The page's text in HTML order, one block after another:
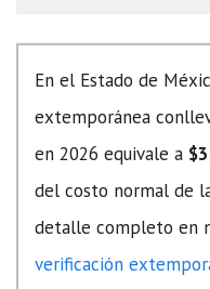
En el Estado de
extemporánea
en 2026 equivale a
del costo normal de
detalle completo en
verificación